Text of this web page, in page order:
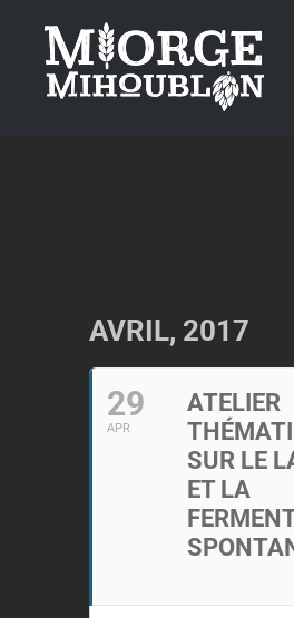
contenu
AVRIL, 2017
29
APR
ATELIER
SUR LE
ET LA